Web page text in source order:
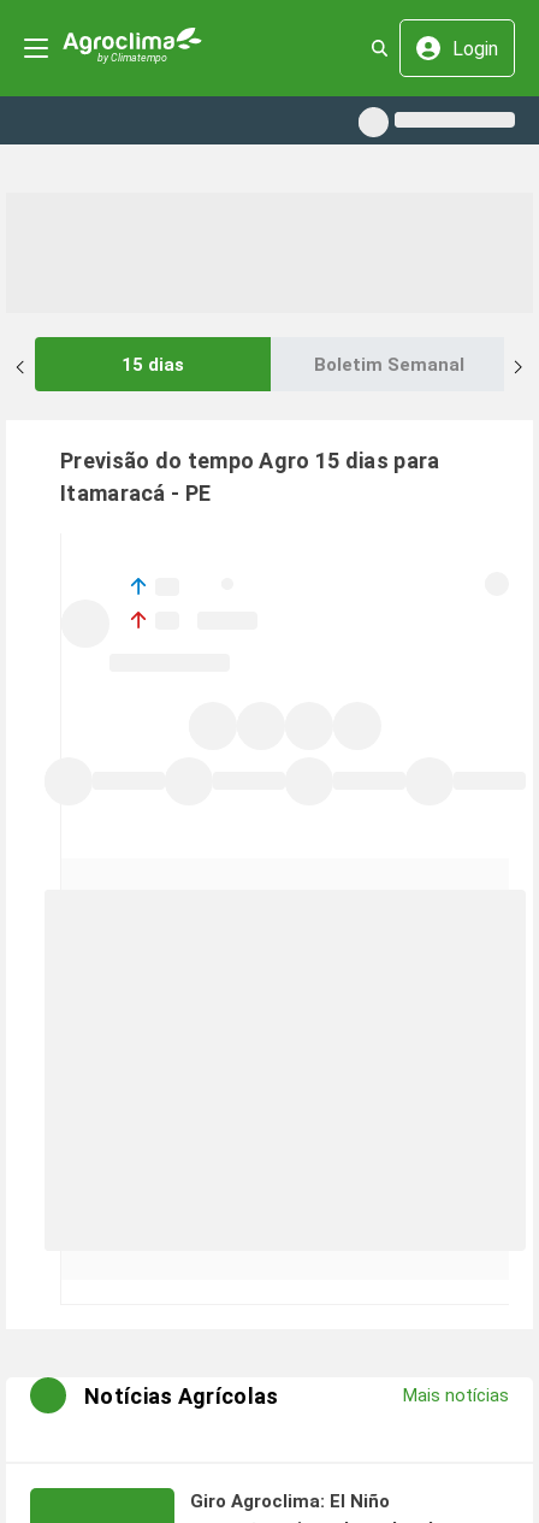
Login
15 dias Boletim Semanal
Previsão do tempo Agro 15 dias para
Itamaracá - PE
Notícias Agrícolas Mais notícias
Giro Agroclima: El Niño